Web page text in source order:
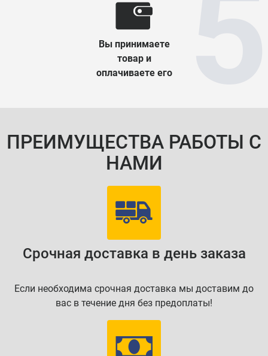
Вы принимаете
товар и
оплачиваете его
ПРЕИМУЩЕСТВА РАБОТЫ С
НАМИ
Срочная доставка в день заказа
Если необходима срочная доставка мы доставим до
вас в течение дня без предоплаты!